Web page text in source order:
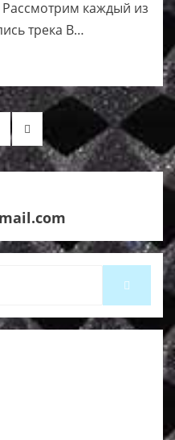
Рассмотрим каждый из
трека В…
NEXT
PAGE
SEARCH